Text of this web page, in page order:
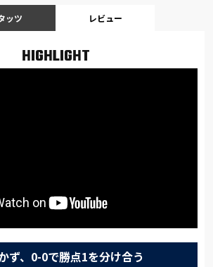
ッツ レビュー
HIGHLIGHT
ず、0-0で勝点1を分け合う